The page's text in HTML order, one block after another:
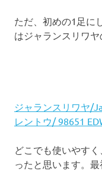
ただ、初めの1足に
はジャランスリワ
ジャランスリワヤ/
レントウ/ 98651
どこでも使いやす
ったと思います。